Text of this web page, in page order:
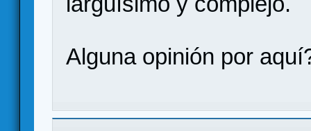
Alguna opinión por